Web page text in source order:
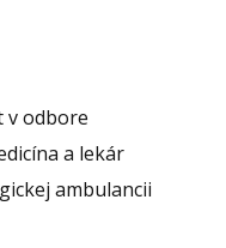
v odbore
a lekár
ambulancii